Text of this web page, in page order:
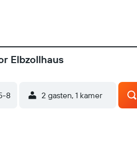
storage, and laundry facilities.
onsite. Property Location With a
foot from Fläming Nature Park. This
shop/cafe, or stop in at the snack
Elbzollhaus
8 2 gasten, 1 kamer